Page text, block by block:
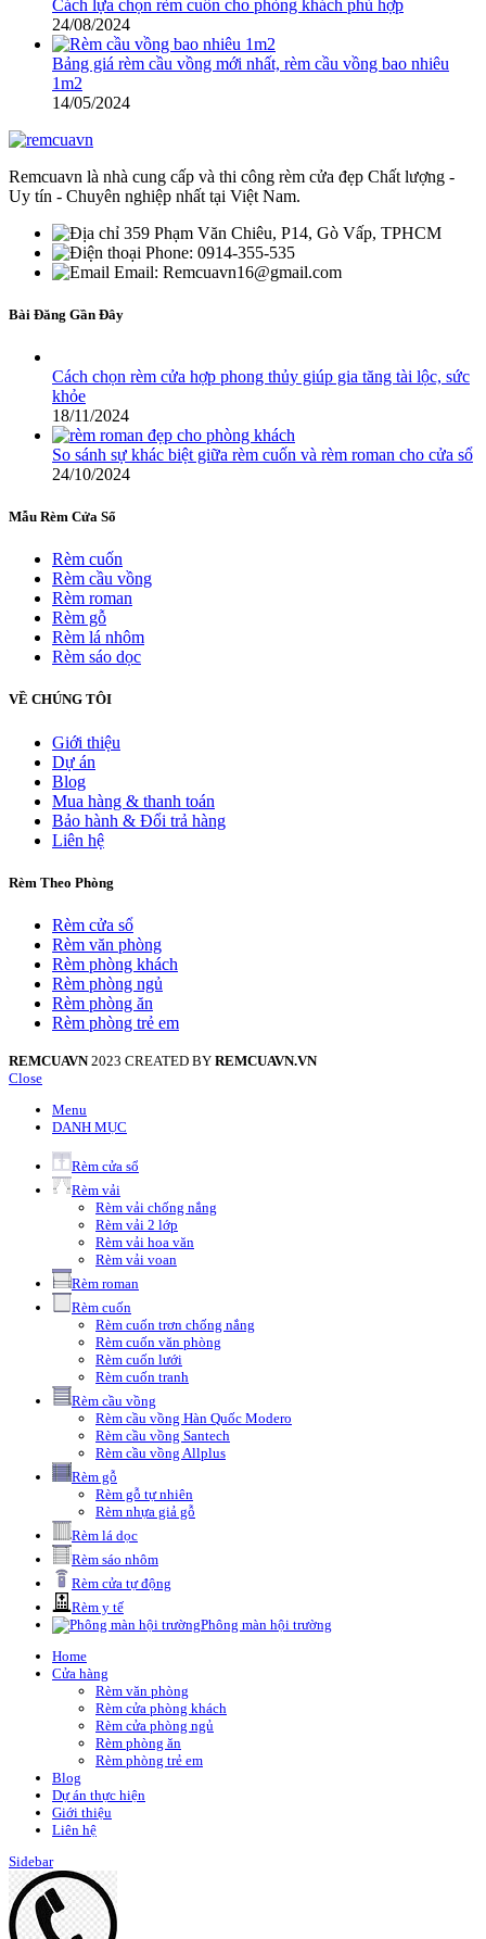
Cách lựa chọn rèm cuốn cho phòng khách phù hợp
24/08/2024
Bảng giá rèm cầu vồng mới nhất, rèm cầu vồng bao nhiêu
1m2
14/05/2024
Remcuavn là nhà cung cấp và thi công rèm cửa đẹp Chất lượng -
Uy tín - Chuyên nghiệp nhất tại Việt Nam.
359 Phạm Văn Chiêu, P14, Gò Vấp, TPHCM
Phone: 0914-355-535
Email: Remcuavn16@gmail.com
Bài Đăng Gần Đây
Cách chọn rèm cửa hợp phong thủy giúp gia tăng tài lộc, sức
khỏe
18/11/2024
So sánh sự khác biệt giữa rèm cuốn và rèm roman cho cửa sổ
24/10/2024
Mẫu Rèm Cửa Sổ
Rèm cuốn
Rèm cầu vồng
Rèm roman
Rèm gỗ
Rèm lá nhôm
Rèm sáo dọc
VỀ CHÚNG TÔI
Giới thiệu
Dự án
Blog
Mua hàng & thanh toán
Bảo hành & Đổi trả hàng
Liên hệ
Rèm Theo Phòng
Rèm cửa sổ
Rèm văn phòng
Rèm phòng khách
Rèm phòng ngủ
Rèm phòng ăn
Rèm phòng trẻ em
REMCUAVN 2023 CREATED BY REMCUAVN.VN
Close
Menu
DANH MỤC
Rèm cửa sổ
Rèm vải
Rèm vải chống nắng
Rèm vải 2 lớp
Rèm vải hoa văn
Rèm vải voan
Rèm roman
Rèm cuốn
Rèm cuốn trơn chống nắng
Rèm cuốn văn phòng
Rèm cuốn lưới
Rèm cuốn tranh
Rèm cầu vồng
Rèm cầu vồng Hàn Quốc Modero
Rèm cầu vồng Santech
Rèm cầu vồng Allplus
Rèm gỗ
Rèm gỗ tự nhiên
Rèm nhựa giả gỗ
Rèm lá dọc
Rèm sáo nhôm
Rèm cửa tự động
Rèm y tế
Phông màn hội trường
Home
Cửa hàng
Rèm văn phòng
Rèm cửa phòng khách
Rèm cửa phòng ngủ
Rèm phòng ăn
Rèm phòng trẻ em
Blog
Dự án thực hiện
Giới thiệu
Liên hệ
Sidebar